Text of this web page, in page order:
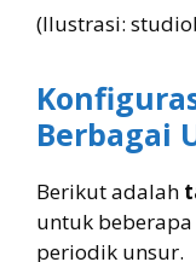
(Ilustrasi:
Berbagai
Berikut adalah
untuk
periodik unsur.